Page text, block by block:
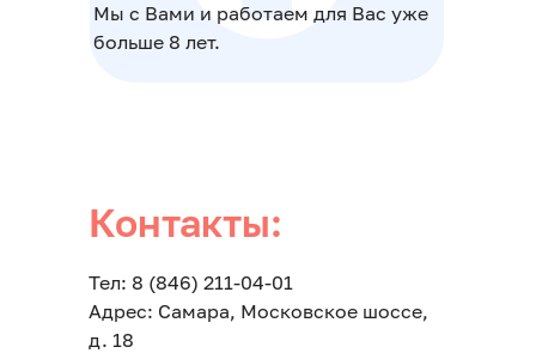
Мы с Вами и работаем для Вас уже
больше 8 лет.
Контакты:
Тел: 8 (846) 211-04-01
Адрес: Самара, Московское шоссе,
д. 18